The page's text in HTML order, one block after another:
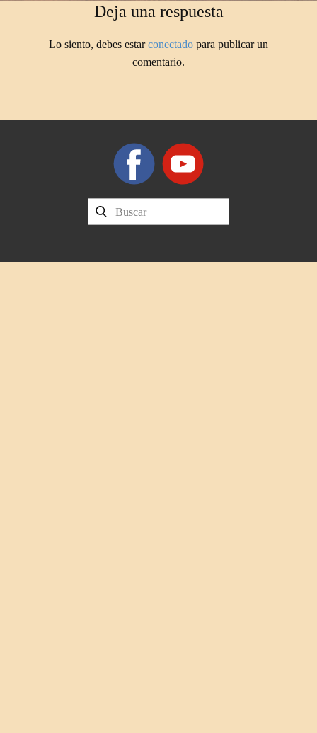
Deja una respuesta
Lo siento, debes estarconectado para publicar un
comentario.